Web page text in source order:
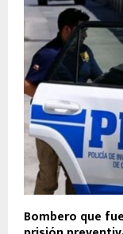
Bombero que